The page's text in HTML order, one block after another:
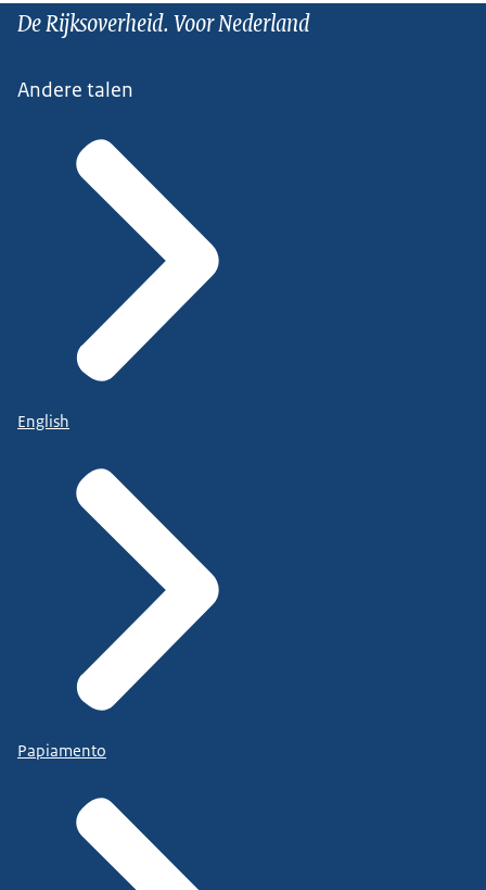
De Rijksoverheid. Voor Nederland
Andere talen
English
Papiamento